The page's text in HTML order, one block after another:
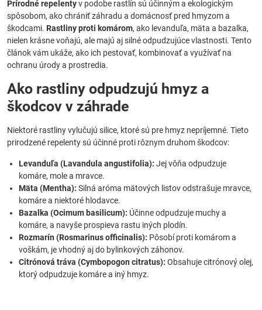
Prírodné repelentyv podobe rastlín sú účinným a ekologickým
spôsobom, ako chrániť záhradu a domácnosť pred hmyzom a
škodcami. Rastliny proti komárom, ako levanduľa, mäta a bazalka,
nielen krásne voňajú, ale majú aj silné odpudzujúce vlastnosti. Tento
článok vám ukáže, ako ich pestovať, kombinovať a využívať na
ochranu úrody a prostredia.
Ako rastliny odpudzujú hmyz a
škodcov v záhrade
Niektoré rastliny vylučujú silice, ktoré sú pre hmyz nepríjemné. Tieto
prirodzené repelenty sú účinné proti rôznym druhom škodcov:
Levanduľa (Lavandula angustifolia): Jej vôňa odpudzuje
komáre, mole a mravce.
Mäta (Mentha): Silná aróma mätových listov odstrašuje mravce,
komáre a niektoré hlodavce.
Bazalka (Ocimum basilicum): Účinne odpudzuje muchy a
komáre, a navyše prospieva rastu iných plodín.
Rozmarín (Rosmarinus officinalis): Pôsobí proti komárom a
voškám, je vhodný aj do bylinkových záhonov.
Citrónová tráva (Cymbopogon citratus): Obsahuje citrónový olej,
ktorý odpudzuje komáre a iný hmyz.